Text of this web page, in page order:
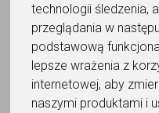
technologii śledzenia,
przeglądania w
podstawową
lepsze wrażenia z
internetowej, aby
naszymi produktami i
15korepetytorów
Muzyka